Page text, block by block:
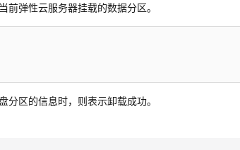
前弹性云服务器挂载的数据分区。
分区的信息时，则表示卸载成功。